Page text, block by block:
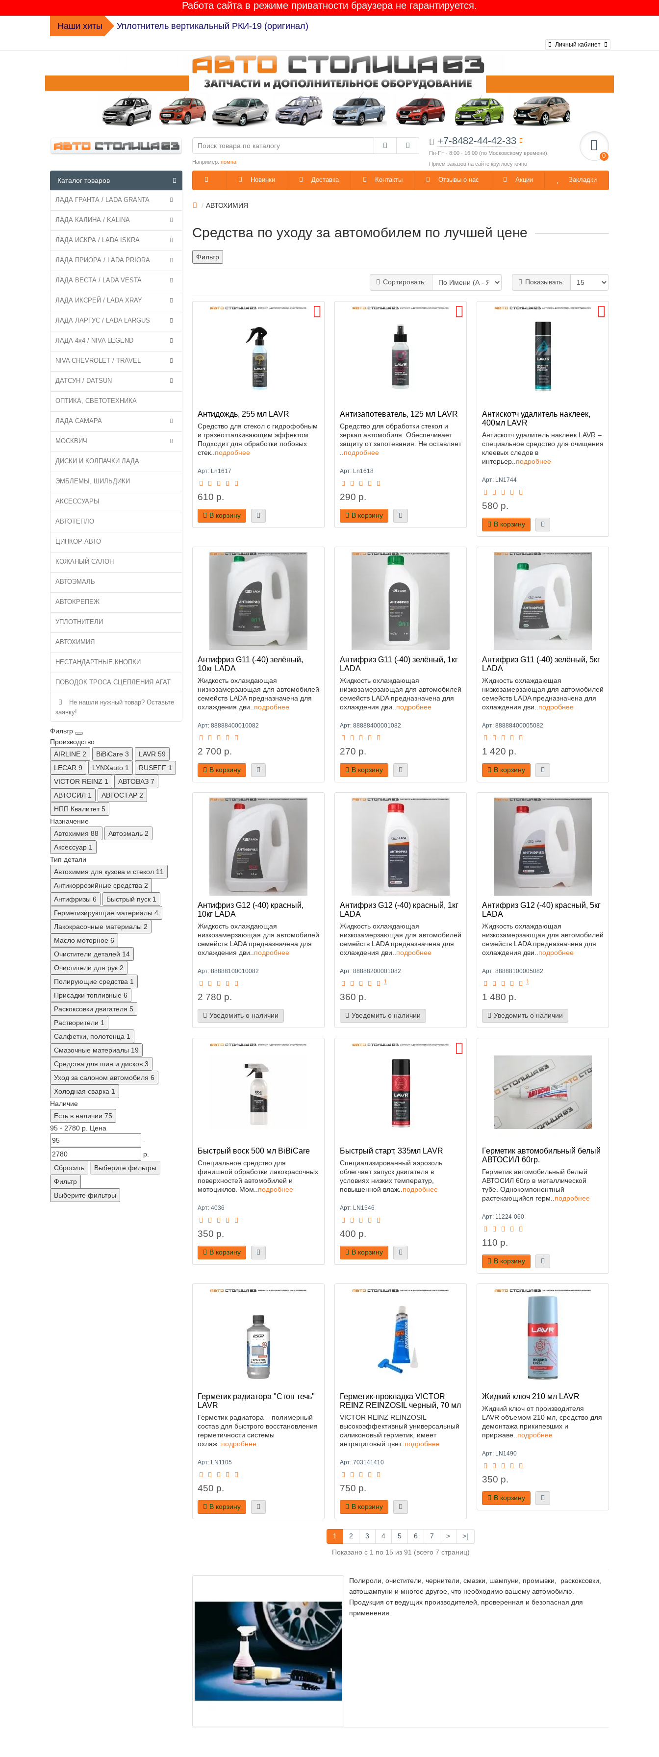
Работа сайта в режиме приватности браузера не гарантируется.
Наши хиты Уплотнитель вертикальный РКИ-19 (оригинал)
Личный кабинет
+7-8482-44-42-33
Пн-Пт - 8:00 - 16:00 (по Московскому времени).
Прием заказов на сайте круглосуточно
0
Например: помпа
Новинки Доставка Контакты Отзывы о нас Акции Закладки
Каталог товаров
ЛАДА ГРАНТА / LADA GRANTA
ЛАДА КАЛИНА / KALINA
ЛАДА ИСКРА / LADA ISKRA
ЛАДА ПРИОРА / LADA PRIORA
ЛАДА ВЕСТА / LADA VESTA
ЛАДА ИКСРЕЙ / LADA XRAY
ЛАДА ЛАРГУС / LADA LARGUS
ЛАДА 4x4 / NIVA LEGEND
NIVA CHEVROLET / TRAVEL
ДАТСУН / DATSUN
ОПТИКА, СВЕТОТЕХНИКА
ЛАДА САМАРА
МОСКВИЧ
ДИСКИ И КОЛПАЧКИ ЛАДА
ЭМБЛЕМЫ, ШИЛЬДИКИ
АКСЕССУАРЫ
АВТОТЕПЛО
ЦИНКОР-АВТО
КОЖАНЫЙ САЛОН
АВТОЭМАЛЬ
АВТОКРЕПЕЖ
УПЛОТНИТЕЛИ
АВТОХИМИЯ
НЕСТАНДАРТНЫЕ КНОПКИ
ПОВОДОК ТРОСА СЦЕПЛЕНИЯ АГАТ
Не нашли нужный товар? Оставьте
заявку!
АВТОХИМИЯ
Фильтр
Производство
AIRLINE 2 BiBiCare 3 LAVR 59
LECAR 9 LYNXauto 1 RUSEFF 1
VICTOR REINZ 1 АВТОВАЗ 7
АВТОСИЛ 1 АВТОСТАР 2
НПП Квалитет 5
Назначение
Автохимия 88 Автоэмаль 2
Аксессуар 1
Тип детали
Автохимия для кузова и стекол 11
Антикоррозийные средства 2
Антифризы 6 Быстрый пуск 1
Герметизирующие материалы 4
Лакокрасочные материалы 2
Масло моторное 6
Очистители деталей 14
Очистители для рук 2
Полирующие средства 1
Присадки топливные 6
Раскоксовки двигателя 5
Растворители 1
Салфетки, полотенца 1
Смазочные материалы 19
Средства для шин и дисков 3
Уход за салоном автомобиля 6
Холодная сварка 1
Наличие
Есть в наличии 75
95 - 2780 р. Цена
-
р.
Сбросить
Выберите фильтры
Фильтр
Выберите фильтры
Средства по уходу за автомобилем по лучшей цене
Фильтр
Сортировать: Показывать:
Антидождь, 255 мл LAVR
Средство для стекол с гидрофобным
и грязеотталкивающим эффектом.
Подходит для обработки лобовых
стек.. подробнее
Арт: Ln1617
610 р.
В корзину
Антизапотеватель, 125 мл LAVR
Средство для обработки стекол и
зеркал автомобиля. Обеспечивает
защиту от запотевания. Не оставляет
подробнее
Арт: Ln1618
290 р.
В корзину
Антискотч удалитель наклеек,
400мл LAVR
Антискотч удалитель наклеек LAVR –
специальное средство для очищения
клеевых следов в
интерьер.. подробнее
Арт: LN1744
580 р.
В корзину
Антифриз G11 (-40) зелёный,
10кг LADA
Жидкость охлаждающая
низкозамерзающая для автомобилей
семейств LADA предназначена для
охлаждения дви.. подробнее
Арт: 88888400010082
2 700 р.
В корзину
Антифриз G11 (-40) зелёный, 1кг
LADA
Жидкость охлаждающая
низкозамерзающая для автомобилей
семейств LADA предназначена для
охлаждения дви.. подробнее
Арт: 88888400001082
270 р.
В корзину
Антифриз G11 (-40) зелёный, 5кг
LADA
Жидкость охлаждающая
низкозамерзающая для автомобилей
семейств LADA предназначена для
охлаждения дви.. подробнее
Арт: 88888400005082
1 420 р.
В корзину
Антифриз G12 (-40) красный,
10кг LADA
Жидкость охлаждающая
низкозамерзающая для автомобилей
семейств LADA предназначена для
охлаждения дви.. подробнее
Арт: 88888100010082
2 780 р.
Уведомить о наличии
Антифриз G12 (-40) красный, 1кг
LADA
Жидкость охлаждающая
низкозамерзающая для автомобилей
семейств LADA предназначена для
охлаждения дви.. подробнее
Арт: 88888200001082
1
360 р.
Уведомить о наличии
Антифриз G12 (-40) красный, 5кг
LADA
Жидкость охлаждающая
низкозамерзающая для автомобилей
семейств LADA предназначена для
охлаждения дви.. подробнее
Арт: 88888100005082
1
1 480 р.
Уведомить о наличии
Быстрый воск 500 мл BiBiCare
Специальное средство для
финишной обработки лакокрасочных
поверхностей автомобилей и
мотоциклов. Мом.. подробнее
Арт: 4036
350 р.
В корзину
Быстрый старт, 335мл LAVR
Специализированный аэрозоль
облегчает запуск двигателя в
условиях низких температур,
повышенной влаж.. подробнее
Арт: LN1546
400 р.
В корзину
Герметик автомобильный белый
АВТОСИЛ 60гр.
Герметик автомобильный белый
АВТОСИЛ 60гр в металлической
тубе. Однокомпонентный
растекающийся герм.. подробнее
Арт: 11224-060
110 р.
В корзину
Герметик радиатора "Стоп течь"
LAVR
Герметик радиатора – полимерный
состав для быстрого восстановления
герметичности системы
охлаж.. подробнее
Арт: LN1105
450 р.
В корзину
Герметик-прокладка VICTOR
REINZ REINZOSIL черный, 70 мл
VICTOR REINZ REINZOSIL
высокоэффективный универсальный
силиконовый герметик, имеет
антрацитовый цвет.. подробнее
Арт: 703141410
750 р.
В корзину
Жидкий ключ 210 мл LAVR
Жидкий ключ от производителя
LAVR объемом 210 мл, средство для
демонтажа прикипевших и
приржаве.. подробнее
Арт: LN1490
350 р.
В корзину
1 2 3 4 5 6 7 > >|
Показано с 1 по 15 из 91 (всего 7 страниц)
Полироли, очистители, чернители, смазки, шампуни, промывки, раскоксовки,
автошампуни и многое другое, что необходимо вашему автомобилю.
Продукция от ведущих производителей, проверенная и безопасная для
применения.